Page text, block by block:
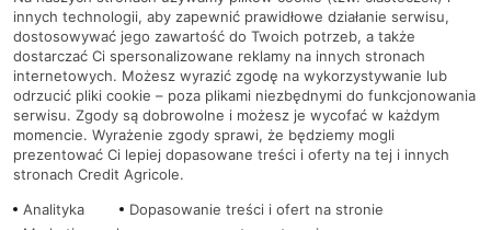
RODO
Regulamin serwisu
Mapa serwisu
PolitykaCookies
innych technologii, aby zapewnić prawidłowe działanie serwisu,
dostosowywać jego zawartość do Twoich potrzeb, a także
dostarczać Ci spersonalizowane reklamy na innych stronach
internetowych. Możesz wyrazić zgodę na wykorzystywanie lub
odrzucić pliki cookie – poza plikami niezbędnymi do funkcjonowania
serwisu. Zgody są dobrowolne i możesz je wycofać w każdym
momencie. Wyrażenie zgody sprawi, że będziemy mogli
prezentować Ci lepiej dopasowane treści i oferty na tej i innych
stronach Credit Agricole.
Analityka
Dopasowanie treści i ofert na stronie